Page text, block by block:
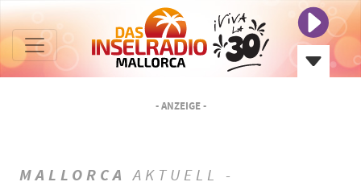
- ANZEIGE -
MALLORCA AKTUELL -